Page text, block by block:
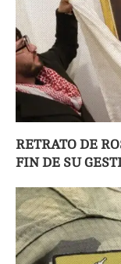
RETRATO DE
FIN DE SU